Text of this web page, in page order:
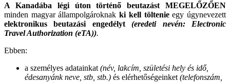
A Kanadába légi úton történő beutazást MEGELŐZŐEN
minden magyar állampolgároknakki kell töltenieegy úgynevezett
elektronikus beutazási engedélyt(eredeti nevén: Electronic
Travel Authorization (eTA)).
Ebben:
a személyes adatainkat (név, lakcím, születési hely és idő,
édesanyánk neve, stb, stb.) és elérhetőségeinket (telefonszám,